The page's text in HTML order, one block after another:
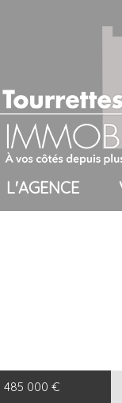
L'AGENCE
485 000 €